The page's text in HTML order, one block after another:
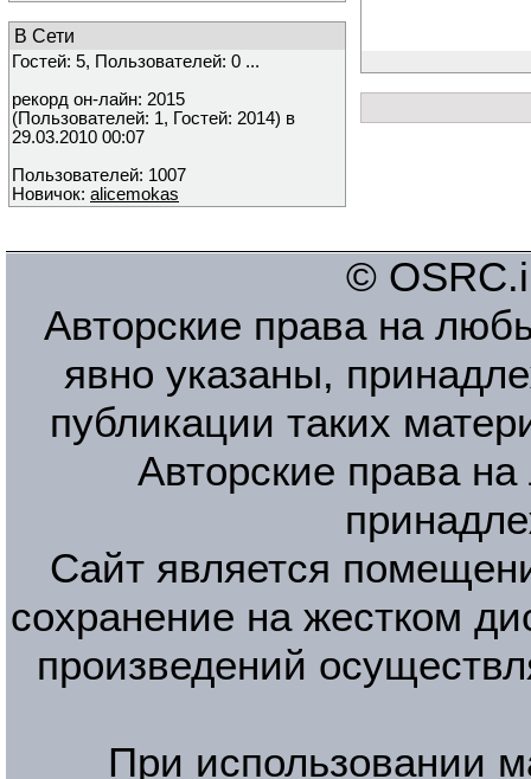
В Сети
Гостей: 5, Пользователей: 0 ...
рекорд он-лайн: 2015
(Пользователей: 1, Гостей: 2014) в
29.03.2010 00:07
Пользователей: 1007
Новичок: alicemokas
©
Авторские права на
явно указаны,
публикации таких
Авторские права
Сайт является
сохранение на жестком
произведений
При использовании